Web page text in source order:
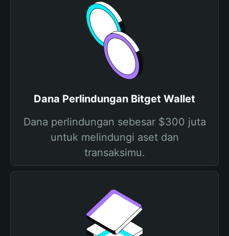
Dana Perlindungan Bitget Wallet
Dana perlindungan sebesar $300 juta
untuk melindungi aset dan
transaksimu.